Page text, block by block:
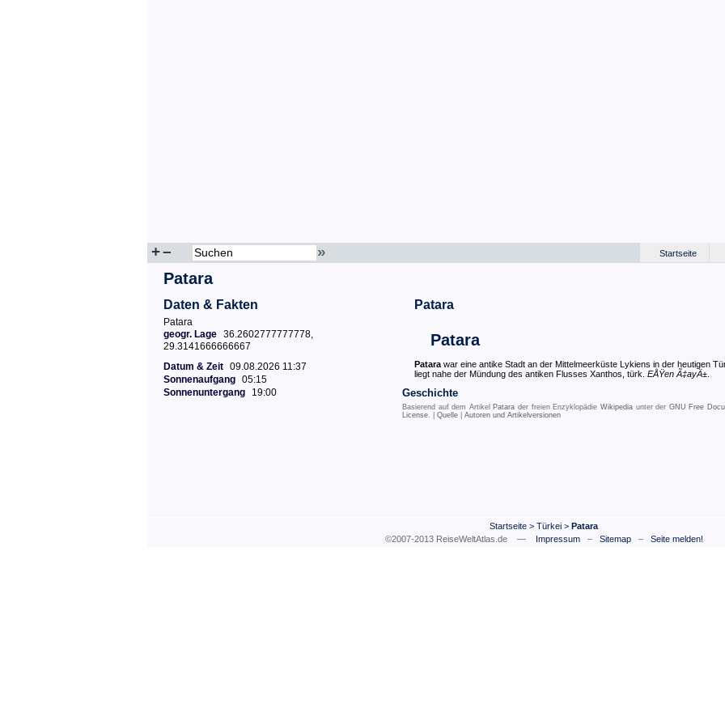
+– » Startseite
Patara
Daten & Fakten
Patara
geogr. Lage 36.2602777777778,
29.3141666666667
Datum & Zeit 09.08.2026 11:37
Sonnenaufgang 05:15
Sonnenuntergang
19:00
Patara
Patara
Patara war eine antike Stadt an der Mittelmeerküste Lykiens in der heutigen
liegt nahe der Mündung des antiken Flusses Xanthos, türk. EÅŸen Ã‡ayÄ±
Geschichte
Basierend auf dem Artikel Patara der freien Enzyklopädie Wikipediaunter der GNU Free
License. | Quelle Autoren und Artikelversionen
Startseite > Türkei > Patara
©2007-2013 ReiseWeltAtlas.de —
Impressum– Sitemap– Seite melden!